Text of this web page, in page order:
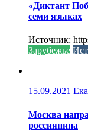
«Диктант
семи языках
Источник:
Зарубежье
15.09.2021
Москва
россиянина